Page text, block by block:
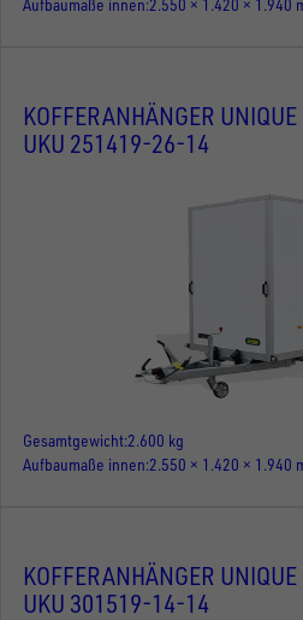
KOFFERANHÄNGER UNIQUE
UKU 251419-26-14
Gesamtgewicht 2.600 kg
Aufbaumaße innen 2.550 × 1.420 × 1.940
KOFFERANHÄNGER UNIQUE
UKU 301519-14-14